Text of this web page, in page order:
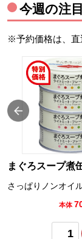
今週の注
※予約価格は、直
まぐろスープ煮
さっぱりノンオイ
本体